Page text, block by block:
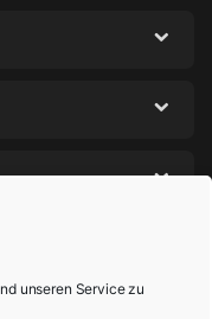
unseren Service zu